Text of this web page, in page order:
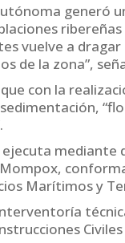
generó
vuelve a
de la zona”,
con la
mediante
Marítimos y